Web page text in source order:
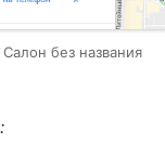
Салон без названия